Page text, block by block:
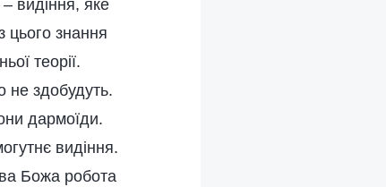
видіння, яке
цього знання
теорії.
не здобудуть.
дармоїди.
видіння.
Божа робота